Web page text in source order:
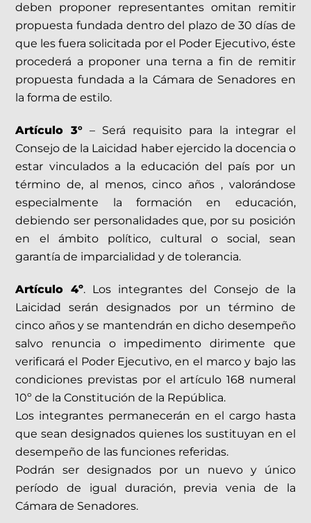
deben proponer representantes omitan remitir
propuesta fundada dentro del plazo de 30 días de
que les fuera solicitada por el Poder Ejecutivo, éste
procederá a proponer una terna a fin de remitir
propuesta fundada a la Cámara de Senadores en
la forma de estilo.
Artículo 3° – Será requisito para la integrar el
Consejo de la Laicidad haber ejercido la docencia o
estar vinculados a la educación del país por un
término de, al menos, cinco años , valorándose
especialmente la formación en educación,
debiendo ser personalidades que, por su posición
en el ámbito político, cultural o social, sean
garantía de imparcialidad y de tolerancia.
Artículo 4º. Los integrantes del Consejo de la
Laicidad serán designados por un término de
cinco años y se mantendrán en dicho desempeño
salvo renuncia o impedimento dirimente que
verificará el Poder Ejecutivo, en el marco y bajo las
condiciones previstas por el artículo 168 numeral
10º de la Constitución de la República.
Los integrantes permanecerán en el cargo hasta
que sean designados quienes los sustituyan en el
desempeño de las funciones referidas.
Podrán ser designados por un nuevo y único
período de igual duración, previa venia de la
Cámara de Senadores.